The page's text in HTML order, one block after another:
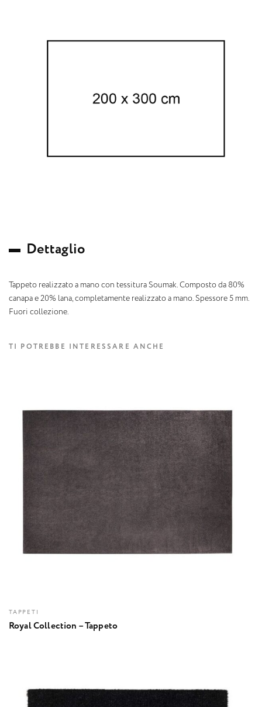
Dettaglio
Tappeto realizzato a mano con tessitura Soumak. Composto da 80%
canapa e 20% lana, completamente realizzato a mano. Spessore 5 mm.
Fuori collezione.
TI POTREBBE INTERESSARE ANCHE
TAPPETI
Royal Collection – Tappeto